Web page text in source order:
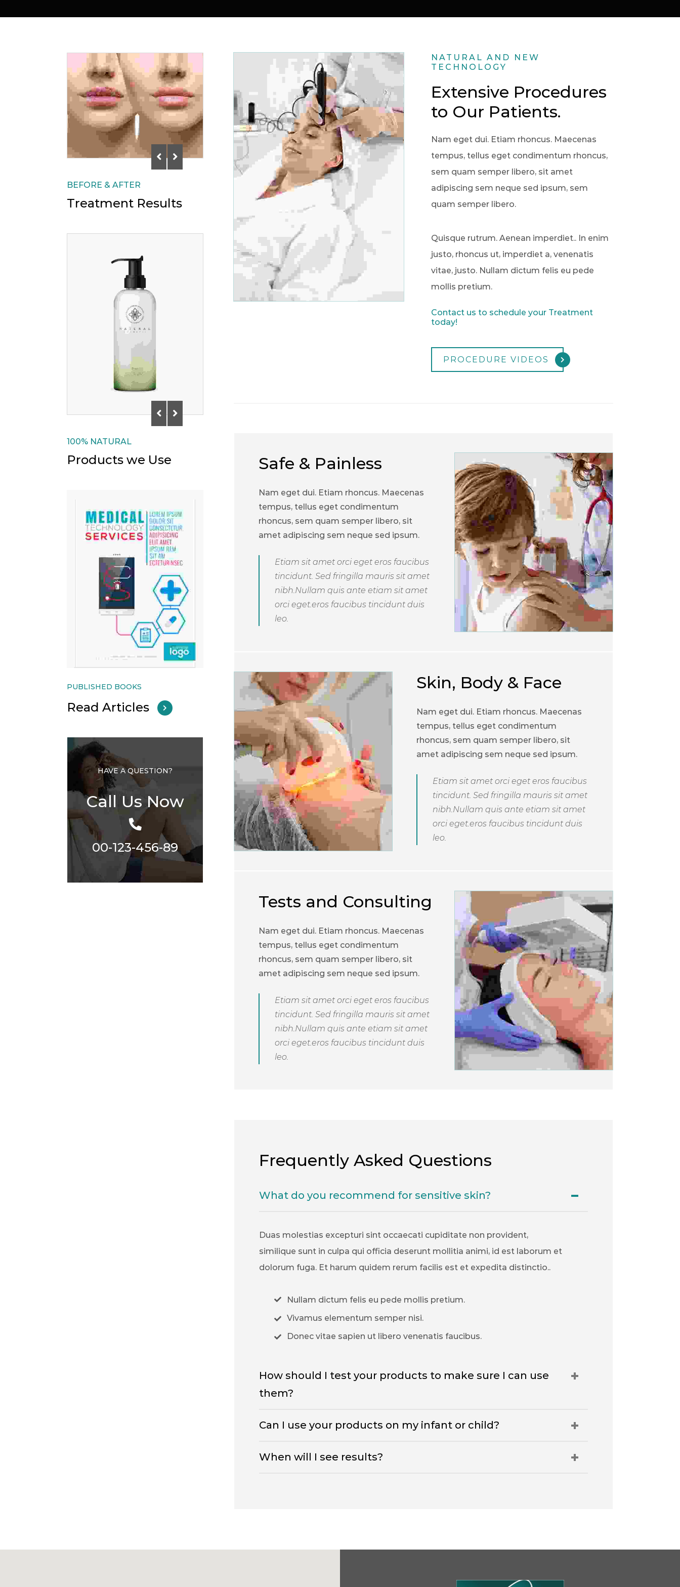
BEFORE & AFTER
Treatment Results
100% NATURAL
Products we Use
PUBLISHED BOOKS
Read Articles
HAVE A QUESTION?
Call Us Now
00-123-456-89
NATURAL AND NEW
TECHNOLOGY
Extensive Procedures
to Our Patients.
Nam eget dui. Etiam rhoncus. Maecenas
tempus, tellus eget condimentum rhoncus,
sem quam semper libero, sit amet
adipiscing sem neque sed ipsum, sem
quam semper libero.
Quisque rutrum. Aenean imperdiet.. In enim
justo, rhoncus ut, imperdiet a, venenatis
vitae, justo. Nullam dictum felis eu pede
mollis pretium.
Contact us to schedule your Treatment
today!
PROCEDURE VIDEOS
Safe & Painless
Nam eget dui. Etiam rhoncus. Maecenas
tempus, tellus eget condimentum
rhoncus, sem quam semper libero, sit
amet adipiscing sem neque sed ipsum.
Etiam sit amet orci eget eros faucibus
tincidunt. Sed fringilla mauris sit amet
nibh.Nullam quis ante etiam sit amet
orci eget.eros faucibus tincidunt duis
leo.
Skin, Body & Face
Nam eget dui. Etiam rhoncus. Maecenas
tempus, tellus eget condimentum
rhoncus, sem quam semper libero, sit
amet adipiscing sem neque sed ipsum.
Etiam sit amet orci eget eros faucibus
tincidunt. Sed fringilla mauris sit amet
nibh.Nullam quis ante etiam sit amet
orci eget.eros faucibus tincidunt duis
leo.
Tests and Consulting
Nam eget dui. Etiam rhoncus. Maecenas
tempus, tellus eget condimentum
rhoncus, sem quam semper libero, sit
amet adipiscing sem neque sed ipsum.
Etiam sit amet orci eget eros faucibus
tincidunt. Sed fringilla mauris sit amet
nibh.Nullam quis ante etiam sit amet
orci eget.eros faucibus tincidunt duis
leo.
Frequently Asked Questions
What do you recommend for sensitive skin?
Duas molestias excepturi sint occaecati cupiditate non provident,
similique sunt in culpa qui officia deserunt mollitia animi, id est laborum et
dolorum fuga. Et harum quidem rerum facilis est et expedita distinctio..
Nullam dictum felis eu pede mollis pretium.
Vivamus elementum semper nisi.
Donec vitae sapien ut libero venenatis faucibus.
How should I test your products to make sure I can use
them?
Can I use your products on my infant or child?
When will I see results?